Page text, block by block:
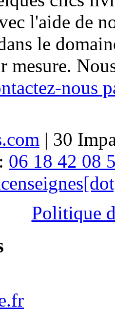
l'aide de
le
mesure.
nous
| 30
06 18 42 08
Politique